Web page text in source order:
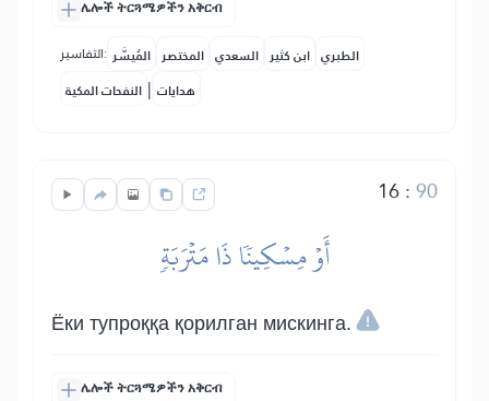
ሌሎች ትርጓሜዎችን አቅርብ
التفاسير: المُيسَّر المختصر السعدي ابن كثير الطبري
النفحات المكية | هدايات
16:90
أَوۡ مِسۡكِينٗا ذَا مَتۡرَبَةٖ
Ёки тупроққа қорилган мискинга.
ሌሎች ትርጓሜዎችን አቅርብ